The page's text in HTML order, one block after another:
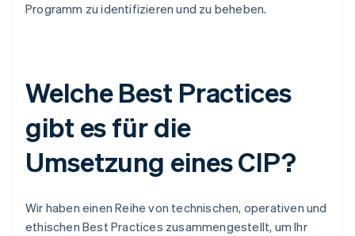
Programm zu identifizieren und zu beheben.
Welche Best Practices
gibt es für die
Umsetzung eines CIP?
Wir haben einen Reihe von technischen, operativen und
ethischen Best Practices zusammengestellt, um Ihr